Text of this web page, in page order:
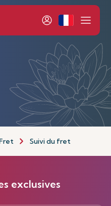
Suivi du fret
exclusives